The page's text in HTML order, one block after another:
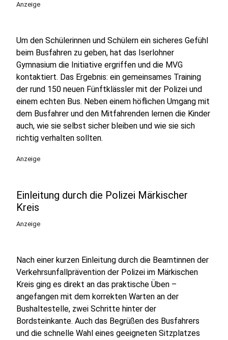
Anzeige
Um den Schülerinnen und Schülern ein sicheres Gefühl
beim Busfahren zu geben, hat das Iserlohner
Gymnasium die Initiative ergriffen und die MVG
kontaktiert. Das Ergebnis: ein gemeinsames Training
der rund 150 neuen Fünftklässler mit der Polizei und
einem echten Bus. Neben einem höflichen Umgang mit
dem Busfahrer und den Mitfahrenden lernen die Kinder
auch, wie sie selbst sicher bleiben und wie sie sich
richtig verhalten sollten.
Anzeige
Einleitung durch die Polizei Märkischer
Kreis
Anzeige
Nach einer kurzen Einleitung durch die Beamtinnen der
Verkehrsunfallprävention der Polizei im Märkischen
Kreis ging es direkt an das praktische Üben –
angefangen mit dem korrekten Warten an der
Bushaltestelle, zwei Schritte hinter der
Bordsteinkante. Auch das Begrüßen des Busfahrers
und die schnelle Wahl eines geeigneten Sitzplatzes